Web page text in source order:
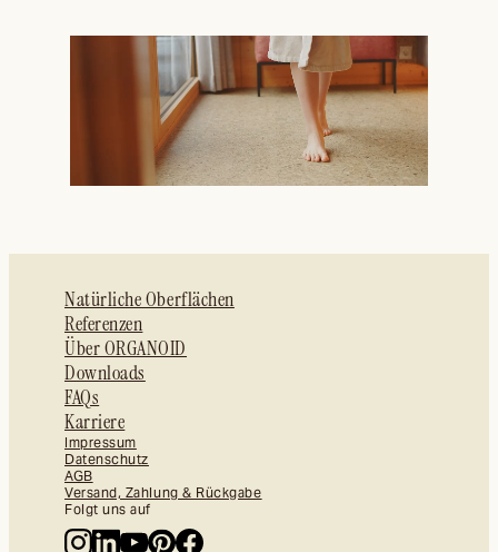
Natürliche Oberflächen
Referenzen
Über ORGANOID
Downloads
FAQs
Karriere
Impressum
Datenschutz
AGB
Versand, Zahlung & Rückgabe
Folgt uns auf